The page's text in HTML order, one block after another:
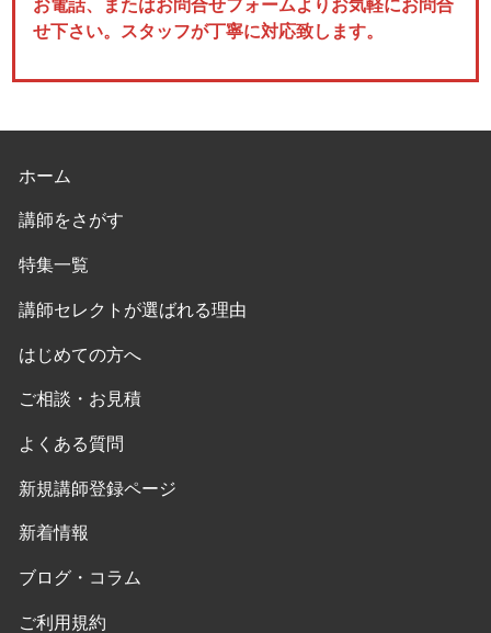
せ下さい。スタッフが丁寧に対応致します。
ホーム
講師をさがす
特集一覧
講師セレクトが選ばれる理由
はじめての方へ
ご相談・お見積
よくある質問
新規講師登録ページ
新着情報
ブログ・コラム
ご利用規約